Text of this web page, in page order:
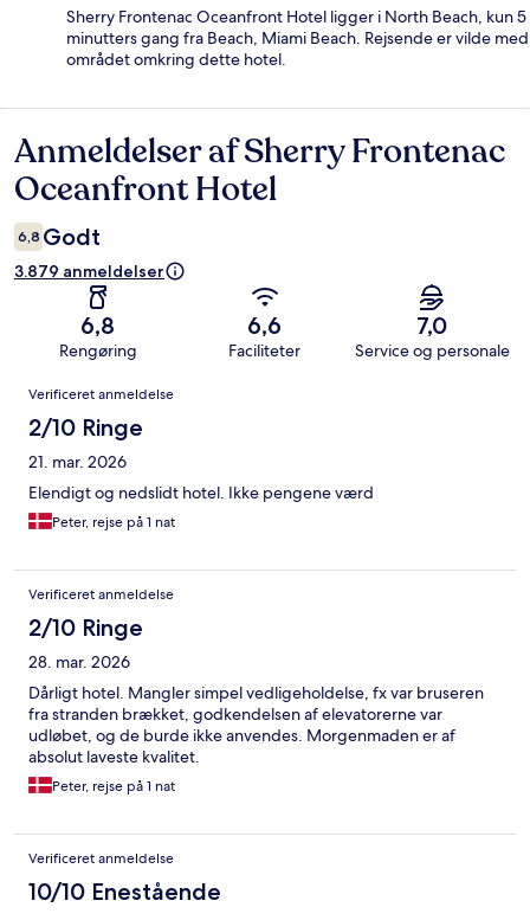
Sherry Frontenac Oceanfront Hotel ligger i North Beach, kun 5
minutters gang fra Beach, Miami Beach. Rejsende er vilde med
området omkring dette hotel.
Anmeldelser
Anmeldelser af Sherry Frontenac
Oceanfront Hotel
6,8 Godt
3.879 anmeldelser
6,8
Rengøring
6,6
Faciliteter
7,0
Service og personale
Anmeldelser
Verificeret anmeldelse
2/10 Ringe
21. mar. 2026
Elendigt og nedslidt hotel. Ikke pengene værd
Peter, rejse på 1 nat
Verificeret anmeldelse
2/10 Ringe
28. mar. 2026
Dårligt hotel. Mangler simpel vedligeholdelse, fx var bruseren
fra stranden brækket, godkendelsen af elevatorerne var
udløbet, og de burde ikke anvendes. Morgenmaden er af
absolut laveste kvalitet.
Peter, rejse på 1 nat
Verificeret anmeldelse
10/10 Enestående